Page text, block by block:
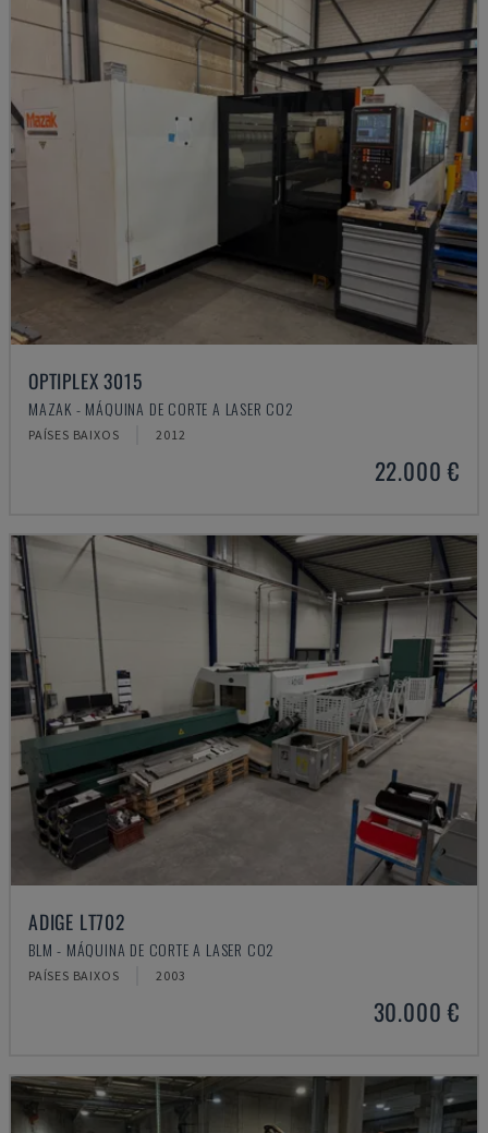
OPTIPLEX 3015
MAZAK - MÁQUINA DE CORTE A LASER CO2
PAÍSES BAIXOS 2012
22.000 €
ADIGE LT702
BLM - MÁQUINA DE CORTE A LASER CO2
PAÍSES BAIXOS 2003
30.000 €